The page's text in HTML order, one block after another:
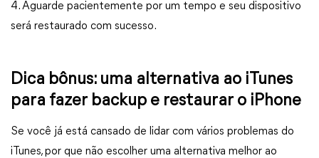
4. Aguarde pacientemente por um tempo e seu dispositivo
será restaurado com sucesso.
Dica bônus: uma alternativa ao iTunes
para fazer backup e restaurar o iPhone
Se você já está cansado de lidar com vários problemas do
iTunes, por que não escolher uma alternativa melhor ao